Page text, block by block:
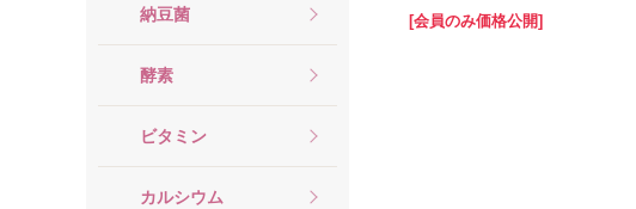
納豆菌
酵素
ビタミン
カルシウム
[会員のみ価格公開]